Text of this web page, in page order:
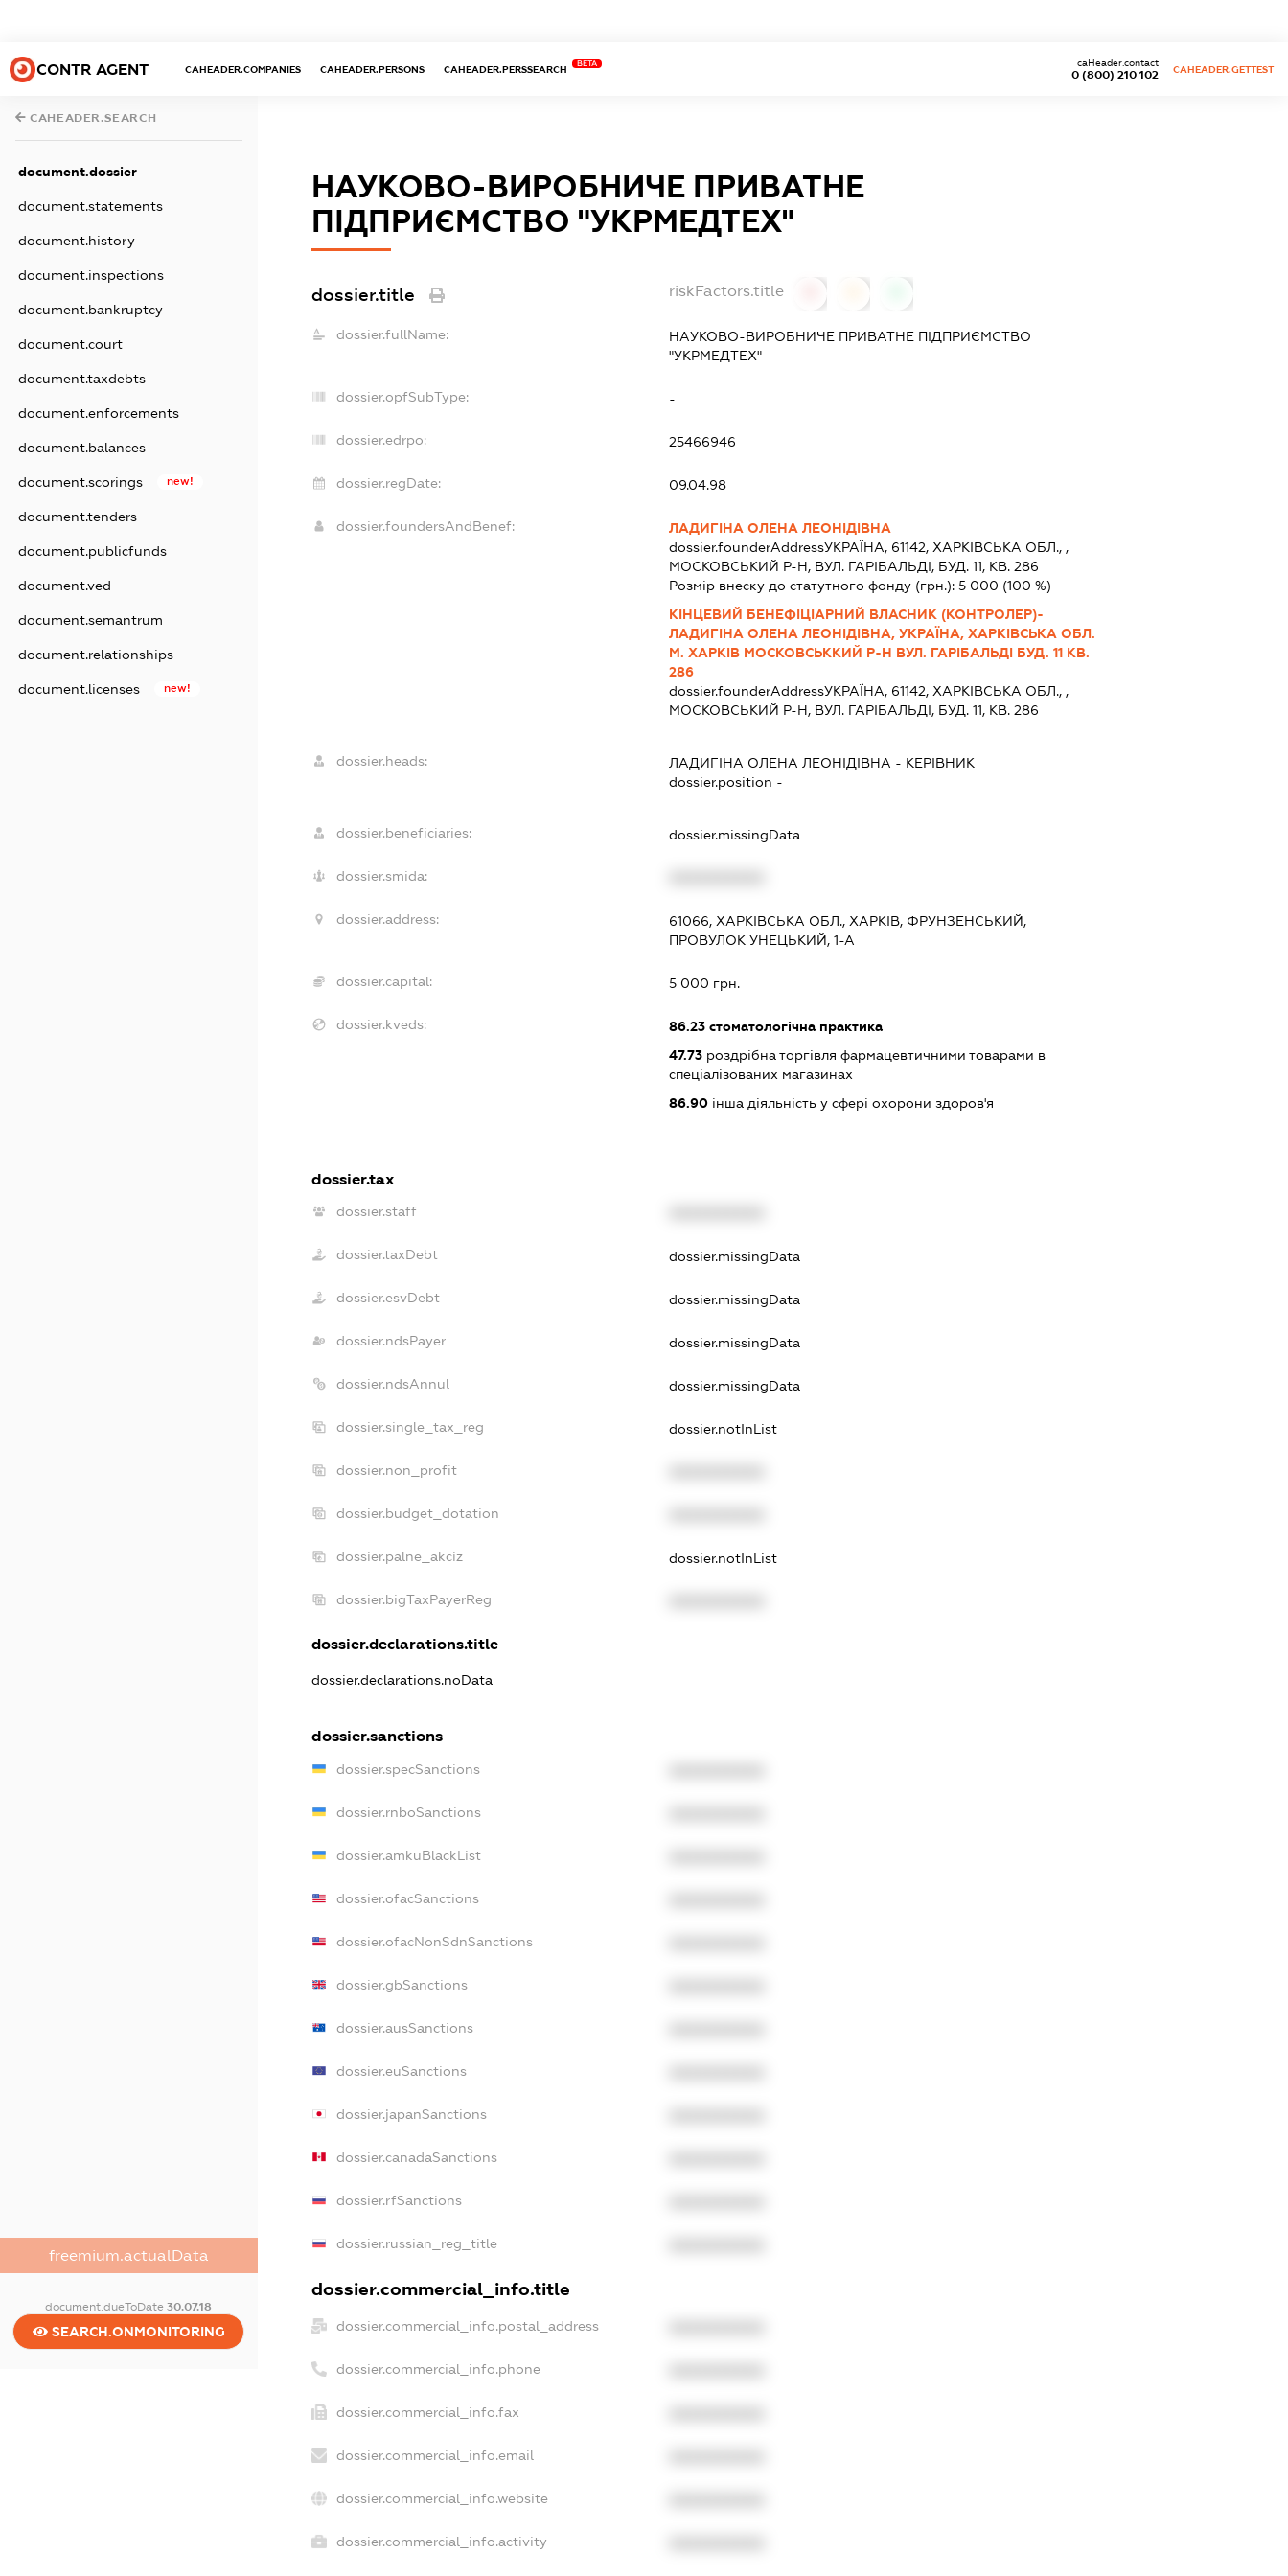
CONTR AGENT CAHEADER.COMPANIES CAHEADER.PERSONS CAHEADER.PERSSEARCH
BETA
0 (800) 210 102
caHeader.contact
CAHEADER.GETTEST
CAHEADER.SEARCH
document.dossier
document.statements
document.history
document.inspections
document.bankruptcy
document.court
document.taxdebts
document.enforcements
document.balances
document.scorings new!
document.tenders
document.publicfunds
document.ved
document.semantrum
document.relationships
document.licenses new!
freemium.actualData
document.dueToDate30.07.18
SEARCH.ONMONITORING
НАУКОВО-ВИРОБНИЧЕ ПРИВАТНЕ
ПІДПРИЄМСТВО "УКРМЕДТЕХ"
dossier.title riskFactors.title
dossier.fullName:
НАУКОВО-ВИРОБНИЧЕ ПРИВАТНЕ ПІДПРИЄМСТВО
"УКРМЕДТЕХ"
dossier.opfSubType: -
dossier.edrpo: 25466946
dossier.regDate: 09.04.98
dossier.foundersAndBenef:
ЛАДИГІНА ОЛЕНА ЛЕОНІДІВНА
dossier.founderAddressУКРАЇНА, 61142, ХАРКIВСЬКА ОБЛ., ,
МОСКОВСЬКИЙ Р-Н, ВУЛ. ГАРІБАЛЬДІ, БУД. 11, КВ. 286
Розмір внеску до статутного фонду (грн.): 5 000 (100 %)
КІНЦЕВИЙ БЕНЕФІЦІАРНИЙ ВЛАСНИК (КОНТРОЛЕР)-
ЛАДИГІНА ОЛЕНА ЛЕОНІДІВНА, УКРАЇНА, ХАРКІВСЬКА ОБЛ.
М. ХАРКІВ МОСКОВСЬККИЙ Р-Н ВУЛ. ГАРІБАЛЬДІ БУД. 11 КВ.
286
dossier.founderAddressУКРАЇНА, 61142, ХАРКIВСЬКА ОБЛ., ,
МОСКОВСЬКИЙ Р-Н, ВУЛ. ГАРІБАЛЬДІ, БУД. 11, КВ. 286
dossier.heads: ЛАДИГІНА ОЛЕНА ЛЕОНІДІВНА - КЕРІВНИК
dossier.position -
dossier.beneficiaries: dossier.missingData
dossier.smida:
dossier.address:
61066, ХАРКІВСЬКА ОБЛ., ХАРКІВ, ФРУНЗЕНСЬКИЙ,
ПРОВУЛОК УНЕЦЬКИЙ, 1-А
dossier.capital: 5 000 грн.
dossier.kveds: 86.23стоматологічна практика
47.73роздрібна торгівля фармацевтичними товарами в
спеціалізованих магазинах
86.90інша діяльність у сфері охорони здоров'я
dossier.tax
dossier.staff
dossier.taxDebt dossier.missingData
dossier.esvDebt dossier.missingData
dossier.ndsPayer dossier.missingData
dossier.ndsAnnul dossier.missingData
dossier.single_tax_reg dossier.notInList
dossier.non_profit
dossier.budget_dotation
dossier.palne_akciz dossier.notInList
dossier.bigTaxPayerReg
dossier.declarations.title
dossier.declarations.noData
dossier.sanctions
dossier.specSanctions
dossier.rnboSanctions
dossier.amkuBlackList
dossier.ofacSanctions
dossier.ofacNonSdnSanctions
dossier.gbSanctions
dossier.ausSanctions
dossier.euSanctions
dossier.japanSanctions
dossier.canadaSanctions
dossier.rfSanctions
dossier.russian_reg_title
dossier.commercial_info.title
dossier.commercial_info.postal_address
dossier.commercial_info.phone
dossier.commercial_info.fax
dossier.commercial_info.email
dossier.commercial_info.website
dossier.commercial_info.activity